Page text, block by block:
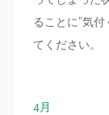
ることに”気
てください。
4月